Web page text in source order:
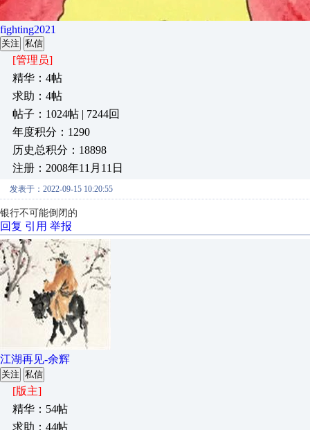
fighting2021
关注 私信
[管理员]
精华：4帖
求助：4帖
帖子：1024帖 | 7244回
年度积分：1290
历史总积分：18898
注册：2008年11月11日
发表于：2022-09-15 10:20:55
银行不可能倒闭的
回复 引用 举报
江湖再见-余辉
关注 私信
[版主]
精华：54帖
求助：44帖